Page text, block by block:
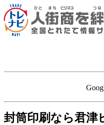
封筒印刷なら君津